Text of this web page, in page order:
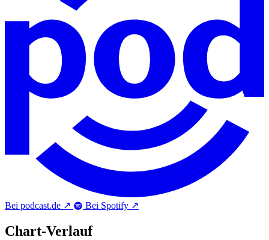
Bei podcast.de ↗ Bei Spotify ↗
Chart-Verlauf